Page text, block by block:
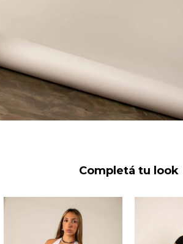
Completá tu look